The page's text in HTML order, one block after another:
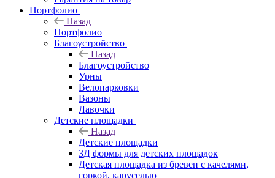
Портфолио
Назад
Портфолио
Благоустройство
Назад
Благоустройство
Урны
Велопарковки
Вазоны
Лавочки
Детские площадки
Назад
Детские площадки
3Д формы для детских площадок
Детская площадка из бревен с качелями,
горкой, каруселью